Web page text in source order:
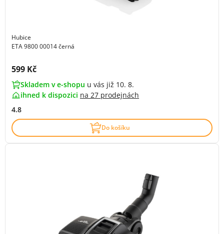
Hubice
ETA 9800 00014 černá
Cena s DPH:
599 Kč
Skladem v e-shopu u vás již 10. 8.
ihned k dispozici na 27 prodejnách
4.8
Do košíku